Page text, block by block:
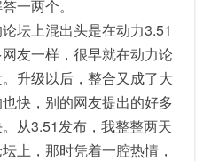
一两个。
上混出头是在动力3.51
友一样，很早就在动力论
升级以后，整合又成了大
快，别的网友提出的好多
从3.51发布，我整整两天
上，那时凭着一腔热情，